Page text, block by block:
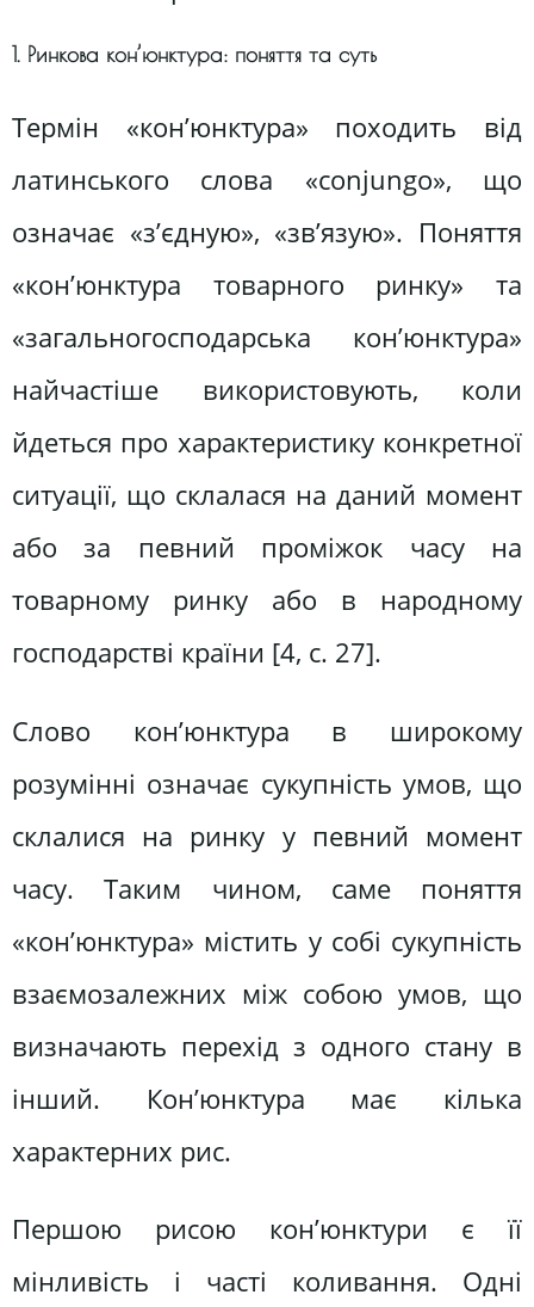
1. Ринкова кон’юнктура: поняття та суть
Термін «кон’юнктура» походить від
латинського слова «conjungo», що
означає «з’єдную», «зв’язую». Поняття
«кон’юнктура товарного ринку» та
«загальногосподарська кон’юнктура»
найчастіше використовують, коли
йдеться про характеристику конкретної
ситуації, що склалася на даний момент
або за певний проміжок часу на
товарному ринку або в народному
господарстві країни [4, с. 27].
Слово кон’юнктура в широкому
розумінні означає сукупність умов, що
склалися на ринку у певний момент
часу. Таким чином, саме поняття
«кон’юнктура» містить у собі сукупність
взаємозалежних між собою умов, що
визначають перехід з одного стану в
інший. Кон’юнктура має кілька
характерних рис.
Першою рисою кон’юнктури є її
мінливість і часті коливання. Одні